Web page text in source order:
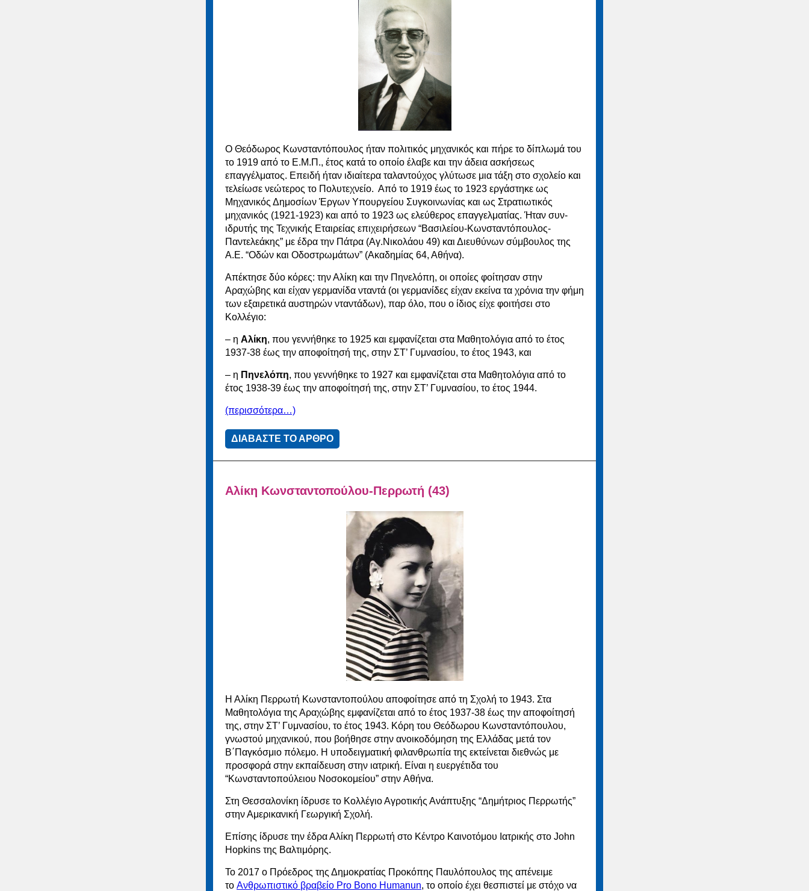
Ο Θεόδωρος Κωνσταντόπουλος ήταν πολιτικός μηχανικός και πήρε το δίπλωμά του
το 1919 από το Ε.Μ.Π., έτος κατά το οποίο έλαβε και την άδεια ασκήσεως
επαγγέλματος. Επειδή ήταν ιδιαίτερα ταλαντούχος γλύτωσε μια τάξη στο σχολείο και
τελείωσε νεώτερος το Πολυτεχνείο. Από το 1919 έως το 1923 εργάστηκε ως
Μηχανικός Δημοσίων Έργων Υπουργείου Συγκοινωνίας και ως Στρατιωτικός
μηχανικός (1921-1923) και από το 1923 ως ελεύθερος επαγγελματίας. Ήταν συν-
ιδρυτής της Τεχνικής Εταιρείας επιχειρήσεων “Βασιλείου-Κωνσταντόπουλος-
Παντελεάκης” με έδρα την Πάτρα (Αγ.Νικολάου 49) και Διευθύνων σύμβουλος της
Α.Ε. “Οδών και Οδοστρωμάτων” (Ακαδημίας 64, Αθήνα).
Απέκτησε δύο κόρες: την Αλίκη και την Πηνελόπη, οι οποίες φοίτησαν στην
Αραχώβης και είχαν γερμανίδα νταντά (οι γερμανίδες είχαν εκείνα τα χρόνια την φήμη
των εξαιρετικά αυστηρών νταντάδων), παρ όλο, που ο ίδιος είχε φοιτήσει στο
Κολλέγιο:
– η Αλίκη, που γεννήθηκε το 1925 και εμφανίζεται στα Μαθητολόγια από το έτος
1937-38 έως την αποφοίτησή της, στην ΣΤ’ Γυμνασίου, το έτος 1943, και
– η Πηνελόπη, που γεννήθηκε το 1927 και εμφανίζεται στα Μαθητολόγια από το
έτος 1938-39 έως την αποφοίτησή της, στην ΣΤ’ Γυμνασίου, το έτος 1944.
(περισσότερα…)
ΔΙΑΒΑΣΤΕ ΤΟ ΑΡΘΡΟ
Αλίκη Κωνσταντοπούλου-Περρωτή (43)
Η Αλίκη Περρωτή Κωνσταντοπούλου αποφοίτησε από τη Σχολή το 1943. Στα
Μαθητολόγια της Αραχώβης εμφανίζεται από το έτος 1937-38 έως την αποφοίτησή
της, στην ΣΤ’ Γυμνασίου, το έτος 1943. Κόρη του Θεόδωρου Κωνσταντόπουλου,
γνωστού μηχανικού, που βοήθησε στην ανοικοδόμηση της Ελλάδας μετά τον
Β΄Παγκόσμιο πόλεμο. H υποδειγματική φιλανθρωπία της εκτείνεται διεθνώς με
προσφορά στην εκπαίδευση στην ιατρική. Eίναι η ευεργέτιδα του
“Kωνσταντοπούλειου Nοσοκομείου” στην Aθήνα.
Στη Θεσσαλονίκη ίδρυσε το Κολλέγιο Αγροτικής Ανάπτυξης “Δημήτριος Περρωτής”
στην Αμερικανική Γεωργική Σχολή.
Επίσης ίδρυσε την έδρα Αλίκη Περρωτή στο Κέντρο Καινοτόμου Ιατρικής στο John
Hopkins της Bαλτιμόρης.
Το 2017 ο Πρόεδρος της Δημοκρατίας Προκόπης Παυλόπουλος της απένειμε
το Ανθρωπιστικό βραβείο Pro Bono Humanun, το οποίο έχει θεσπιστεί με στόχο να